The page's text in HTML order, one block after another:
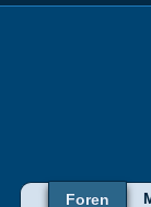
Foren